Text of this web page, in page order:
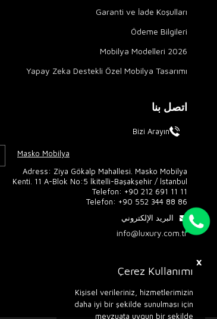
X
Çerez Kullanımı
Kişisel verileriniz, hizmetlerimizin
daha iyi bir şekilde sunulması için
mevzuata uygun bir şekilde
Garanti ve İade Koşulları
Ödeme Bilgileri
2026 Mobilya Modelleri
Yapay Zeka Destekli Özel Mobilya Tasarımı
اتصل بنا
Bizi Arayın
Masko Mobilya
Adress: Ziya Gökalp Mahallesi. Masko Mobilya
Kenti. 11 A-Blok No:5 İkitelli-Başakşehir / İstanbul
Telefon: +90 212 691 11 11
Telefon: +90 552 344 88 86
البريد الإلكتروني
info@luxury.com.tr